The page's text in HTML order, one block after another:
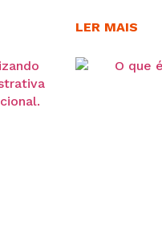
de
que
boa
cuidado, pois
séria e
LER MAIS